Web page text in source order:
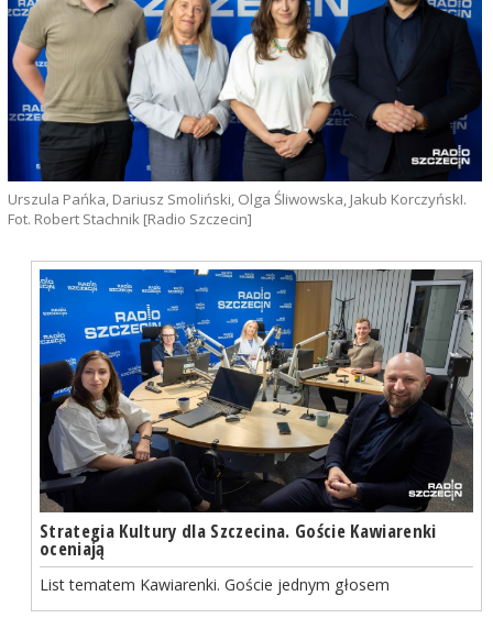
Urszula Pańka, Dariusz Smoliński, Olga Śliwowska, Jakub KorczyńskI.
Fot. Robert Stachnik [Radio Szczecin]
Strategia Kultury dla Szczecina. Goście Kawiarenki
oceniają
List tematem Kawiarenki. Goście jednym głosem